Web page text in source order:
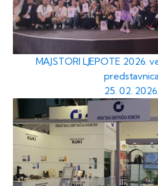
MAJSTORI LJEPOTE 2026.
predstavnica
25. 02. 2026.